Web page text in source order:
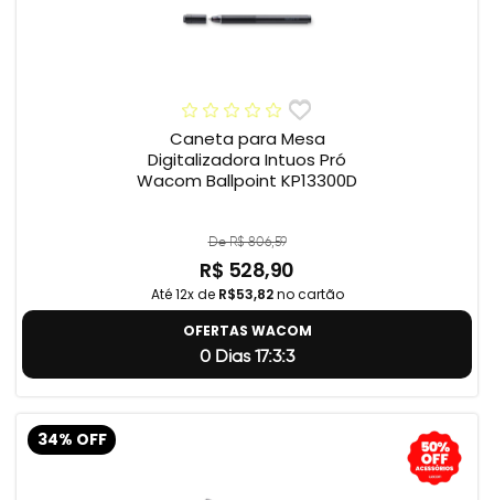
Caneta para Mesa
Digitalizadora Intuos Pró
Wacom Ballpoint KP13300D
De R$ 806,59
R$ 528,90
Até 12x de R$53,82no cartão
OFERTAS WACOM
0 Dias 17:3:2
34% OFF